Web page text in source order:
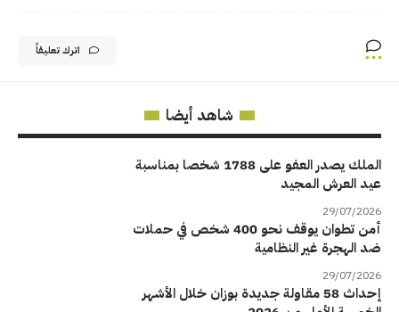
اترك تعليقاً
شاهد أيضا
الملك يصدر العفو على 1788 شخصا بمناسبة
عيد العرش المجيد
29/07/2026
أمن تطوان يوقف نحو 400 شخص في حملات
ضد الهجرة غير النظامية
29/07/2026
إحداث 58 مقاولة جديدة بوزان خلال الأشهر